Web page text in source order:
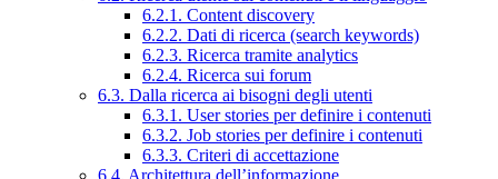
6.2.1. Content discovery
6.2.2. Dati di ricerca (search keywords)
6.2.3. Ricerca tramite analytics
6.2.4. Ricerca sui forum
6.3. Dalla ricerca ai bisogni degli utenti
6.3.1. User stories per definire i contenuti
6.3.2. Job stories per definire i contenuti
6.3.3. Criteri di accettazione
6.4. Architettura dell’informazione